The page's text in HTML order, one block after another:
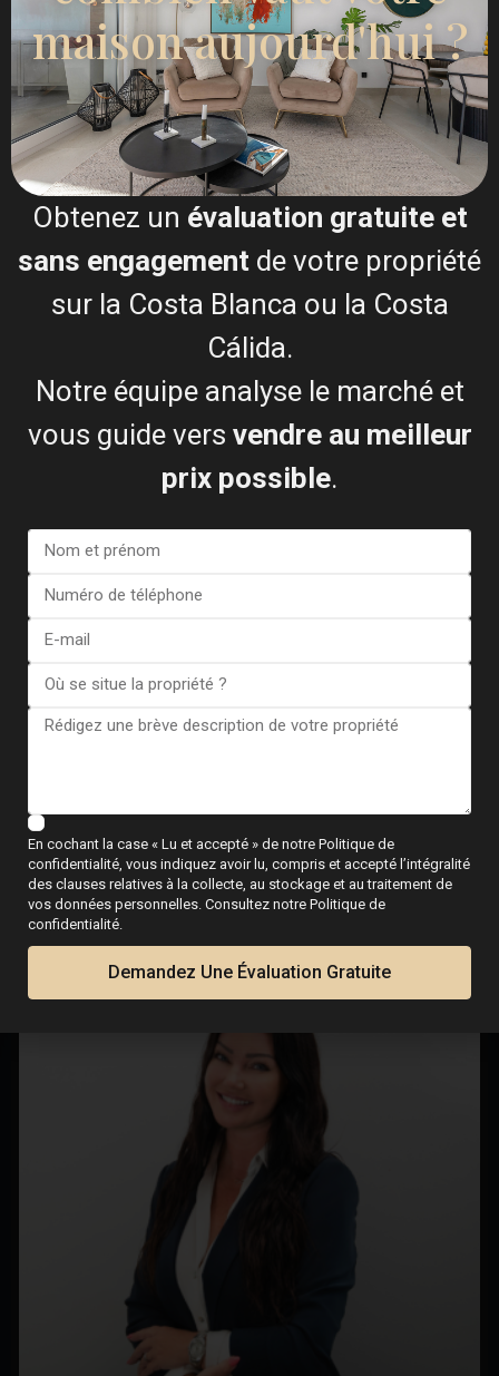
professionnelle — sans frais, sans
engagement.
Le processus de vente
(étape par étape)
Rencontrez votre expert
immobilier local
maison aujourd'hui ?
Obtenez un évaluation gratuite et
sans engagement de votre propriété
sur la Costa Blanca ou la Costa
Cálida.
Notre équipe analyse le marché et
vous guide vers vendre au meilleur
prix possible.
En cochant la case « Lu et accepté » de notre Politique de
confidentialité, vous indiquez avoir lu, compris et accepté l’intégralité
des clauses relatives à la collecte, au stockage et au traitement de
vos données personnelles. Consultez notre Politique de
confidentialité.
Demandez Une Évaluation Gratuite